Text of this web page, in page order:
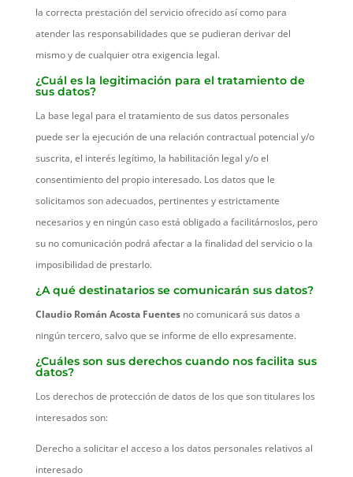
la correcta prestación del servicio ofrecido así como para
atender las responsabilidades que se pudieran derivar del
mismo y de cualquier otra exigencia legal.
¿Cuál es la legitimación para el tratamiento de
sus datos?
La base legal para el tratamiento de sus datos personales
puede ser la ejecución de una relación contractual potencial y/o
suscrita, el interés legítimo, la habilitación legal y/o el
consentimiento del propio interesado. Los datos que le
solicitamos son adecuados, pertinentes y estrictamente
necesarios y en ningún caso está obligado a facilitárnoslos, pero
su no comunicación podrá afectar a la finalidad del servicio o la
imposibilidad de prestarlo.
¿A qué destinatarios se comunicarán sus datos?
Claudio Román Acosta Fuentesno comunicará sus datos a
ningún tercero, salvo que se informe de ello expresamente.
¿Cuáles son sus derechos cuando nos facilita sus
datos?
Los derechos de protección de datos de los que son titulares los
interesados son:
Derecho a solicitar el acceso a los datos personales relativos al
interesado